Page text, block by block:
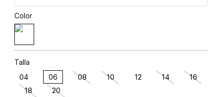
Color
Talla
04 06 08 10 12 14
16
18
20